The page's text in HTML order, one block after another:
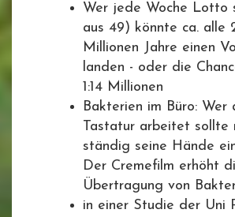
Wer jede Woche Lotto
aus 49) könnte ca. alle
Millionen Jahre einen
landen - oder die
1:14 Millionen
Bakterien im Büro: Wer
Tastatur arbeitet sollte
ständig seine Hände
Der Cremefilm erhöht
Übertragung von
in einer Studie der Uni